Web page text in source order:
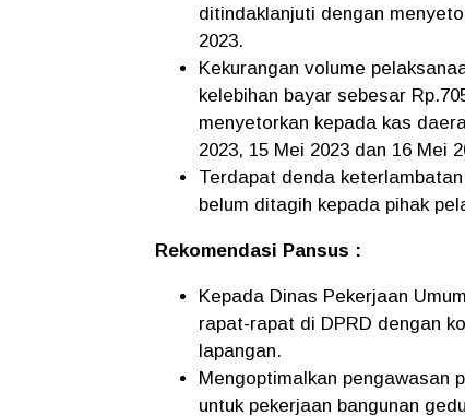
ditindaklanjuti dengan
2023.
Kekurangan volume
kelebihan bayar sebesar
menyetorkan kepada kas
2023, 15 Mei 2023 dan 16 Mei
Terdapat denda
belum ditagih kepada pihak
Rekomendasi Pansus :
Kepada Dinas Pekerjaan
rapat-rapat di DPRD dengan
lapangan.
Mengoptimalkan pengawasan
untuk pekerjaan bangunan